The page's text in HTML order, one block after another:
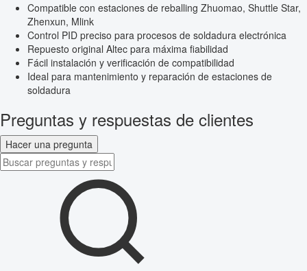
Compatible con estaciones de reballing Zhuomao, Shuttle Star,
Zhenxun, Mlink
Control PID preciso para procesos de soldadura electrónica
Repuesto original Altec para máxima fiabilidad
Fácil instalación y verificación de compatibilidad
Ideal para mantenimiento y reparación de estaciones de
soldadura
Preguntas y respuestas de clientes
Hacer una pregunta